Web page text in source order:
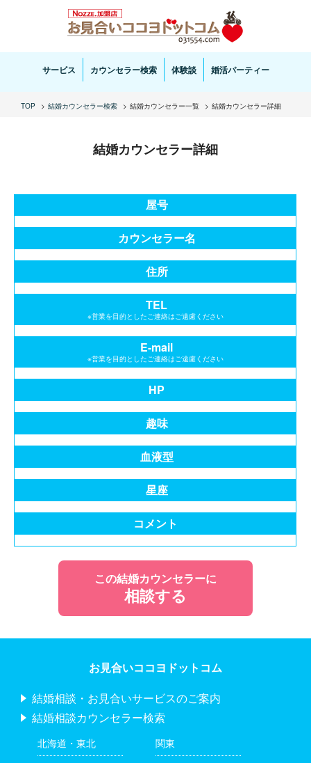
お見合い・結婚相談ならお見合いココヨドットコムへ。専任の結婚カウンセラーがサポートいた
します。
サービス カウンセラー検索 体験談 婚活パーティー
TOP 結婚カウンセラー検索 結婚カウンセラー一覧 結婚カウンセラー詳細
結婚カウンセラー詳細
屋号
カウンセラー名
住所
TEL
※営業を目的としたご連絡はご遠慮ください
E-mail
※営業を目的としたご連絡はご遠慮ください
HP
趣味
血液型
星座
コメント
この結婚カウンセラーに
相談する
お見合いココヨドットコム
結婚相談・お見合いサービスのご案内
結婚相談カウンセラー検索
北海道・東北 関東